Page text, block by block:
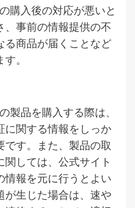
購入後の対応が悪いと
、事前の情報提供の不
る商品が届くことなど
。
製品を購入する際は、
に関する情報をしっか
です。また、製品の取
関しては、公式サイト
情報を元に行うとよい
が生じた場合は、速や